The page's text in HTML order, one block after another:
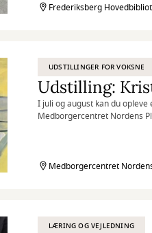
Frederiksberg
UDSTILLINGER FOR VOKSNE
Udstilling:
I juli og august kan du
Medborgercentret Nordens
Medborgercentret
LÆRING OG VEJLEDNING